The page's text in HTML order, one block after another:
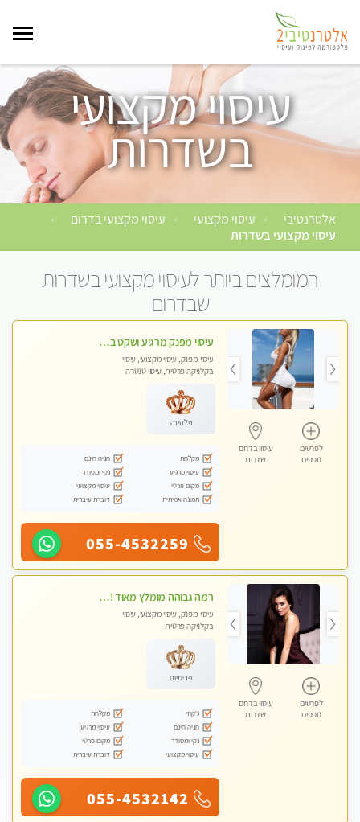
עיסוי מקצועי
בשדרות
אלטרנטיבי › עיסוי מקצועי › עיסוי מקצועי בדרום ›
עיסוי מקצועי בשדרות
המומלצים ביותר לעיסוי מקצועי בשדרות
שבדרום
לפרטים
נוספים
עיסוי בדרום
שדרות
עיסוי מפנק מרגיע ושקט במקום מדהים עיסוי מושקע מאוד
עיסוי מפנק, עיסוי מקצועי, עיסוי
בקלניקה פרטית, עיסוי טנטרה
פלטינה
מקלחת
חניה חינם
עיסוי מרגיע
נקי ומסודר
מקום פרטי
עיסוי מקצועי
תמונה אמיתית
דוברת עיברית
055-4532259
לפרטים
נוספים
עיסוי בדרום
שדרות
רמה גבוהה מומלץ מאוד !!! עיסוי מקצועי
עיסוי מפנק, עיסוי מקצועי, עיסוי
בקלניקה פרטית
פרימיום
ג'קוזי
מקלחת
חניה חינם
עיסוי מרגיע
נקי ומסודר
מקום פרטי
עיסוי מקצועי
דוברת עיברית
055-4532142